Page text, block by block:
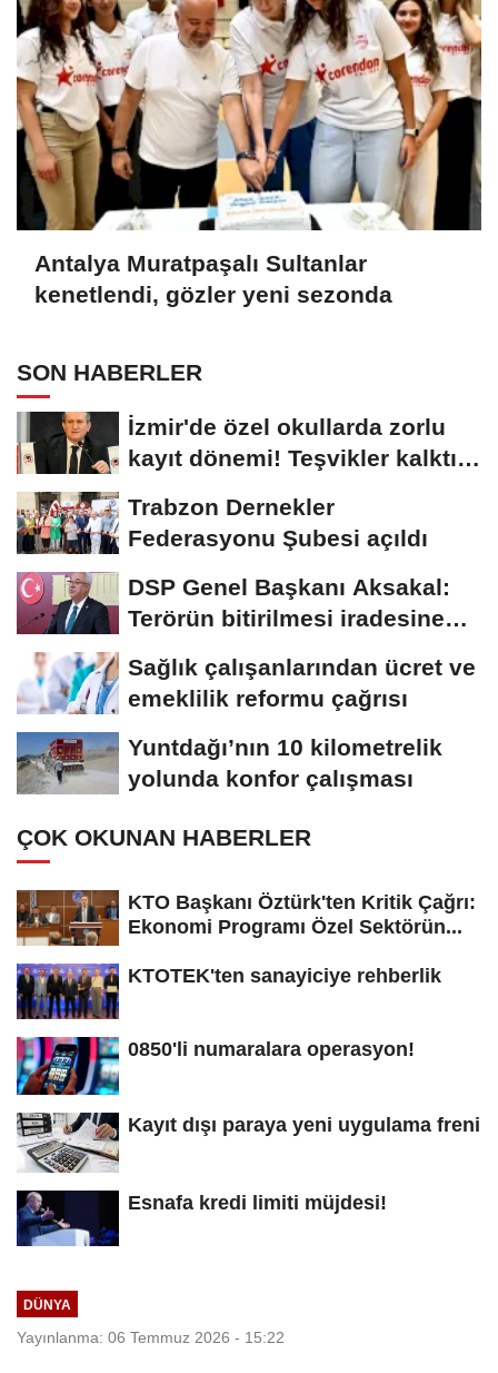
Antalya Muratpaşalı Sultanlar
kenetlendi, gözler yeni sezonda
SON HABERLER
İzmir'de özel okullarda zorlu
kayıt dönemi! Teşvikler kalktı,
Trabzon Dernekler
Federasyonu Şubesi açıldı
DSP Genel Başkanı Aksakal:
Terörün bitirilmesi iradesine
Sağlık çalışanlarından ücret ve
emeklilik reformu çağrısı
Yuntdağı’nın 10 kilometrelik
yolunda konfor çalışması
ÇOK OKUNAN HABERLER
KTO Başkanı Öztürk'ten Kritik Çağrı:
Ekonomi Programı Özel Sektörün...
KTOTEK'ten sanayiciye rehberlik
0850'li numaralara operasyon!
Kayıt dışı paraya yeni uygulama freni
Esnafa kredi limiti müjdesi!
DÜNYA
Yayınlanma: 06 Temmuz 2026 - 15:22